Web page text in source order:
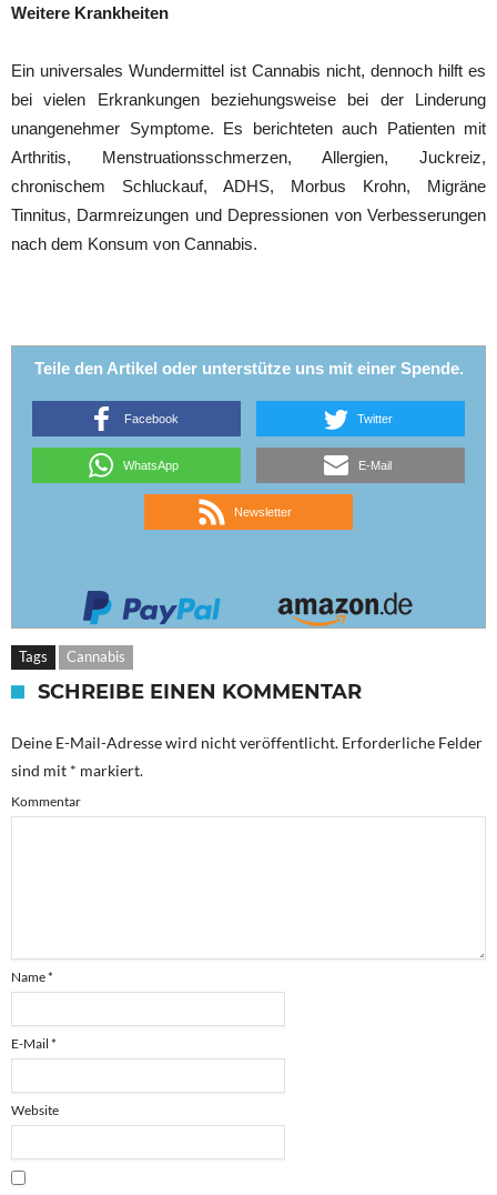
Weitere Krankheiten
Ein universales Wundermittel ist Cannabis nicht, dennoch hilft es
bei vielen Erkrankungen beziehungsweise bei der Linderung
unangenehmer Symptome. Es berichteten auch Patienten mit
Arthritis, Menstruationsschmerzen, Allergien, Juckreiz,
chronischem Schluckauf, ADHS, Morbus Krohn, Migräne
Tinnitus, Darmreizungen und Depressionen von Verbesserungen
nach dem Konsum von Cannabis.
Teile den Artikel oder unterstütze uns mit einer Spende.
Facebook Twitter
WhatsApp E-Mail
Newsletter
Tags Cannabis
SCHREIBE EINEN KOMMENTAR
Deine E-Mail-Adresse wird nicht veröffentlicht. Erforderliche Felder
sind mit * markiert.
Kommentar
Name*
E-Mail *
Website